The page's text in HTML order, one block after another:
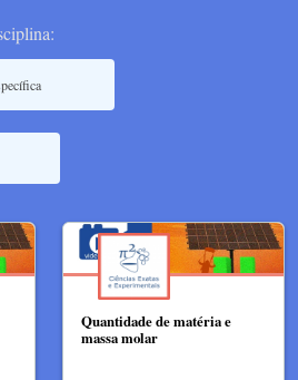
Quantidade de matéria e
massa molar